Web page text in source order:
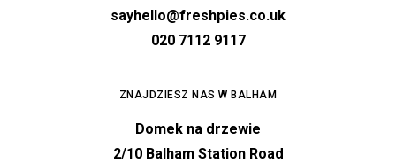
sayhello@freshpies.co.uk
020 7112 9117
ZNAJDZIESZ NAS W BALHAM
Domek na drzewie
2/10 Balham Station Road